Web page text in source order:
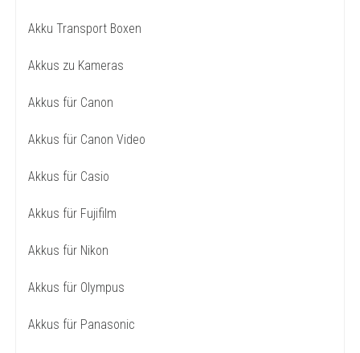
Akku Transport Boxen
Akkus zu Kameras
Akkus für Canon
Akkus für Canon Video
Akkus für Casio
Akkus für Fujifilm
Akkus für Nikon
Akkus für Olympus
Akkus für Panasonic